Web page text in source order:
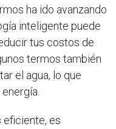
ha ido avanzando
inteligente puede
tus costos de
termos también
el agua, lo que
eficiente, es